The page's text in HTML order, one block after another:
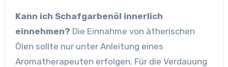
Kann ich Schafgarbenöl innerlich
einnehmen? Die Einnahme von ätherischen
Ölen sollte nur unter Anleitung eines
Aromatherapeuten erfolgen. Für die Verdauung